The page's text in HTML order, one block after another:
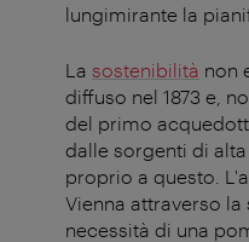
lungimirante la
La sostenibilità non
diffuso nel 1873 e,
del primo
dalle sorgenti di
proprio a questo.
Vienna attraverso la
necessità di una